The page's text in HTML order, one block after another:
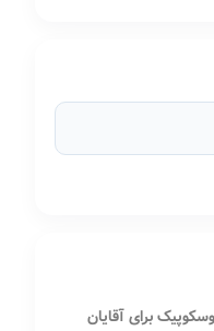
برای آقایان